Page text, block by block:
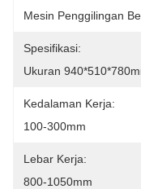
Mesin Penggilingan
Spesifikasi:
Ukuran
Kedalaman Kerja:
100-300mm
Lebar Kerja:
800-1050mm